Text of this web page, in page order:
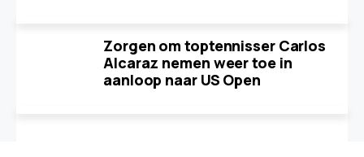
Zorgen om toptennisser Carlos
Alcaraz nemen weer toe in
aanloop naar US Open